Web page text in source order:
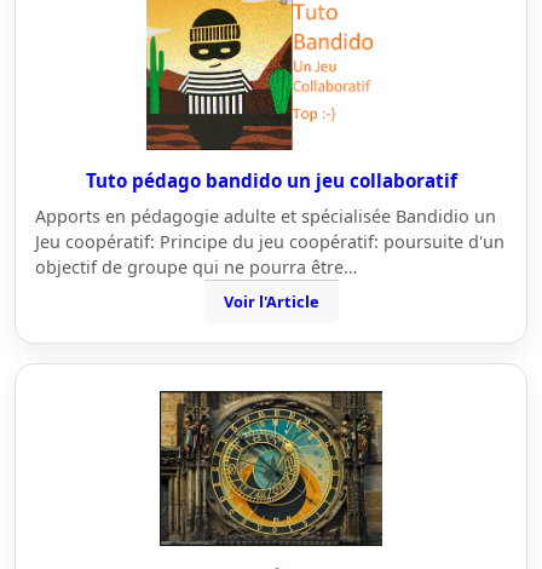
Tuto pédago bandido un jeu collaboratif
Apports en pédagogie adulte et spécialisée Bandidio un
Jeu coopératif: Principe du jeu coopératif: poursuite d'un
objectif de groupe qui ne pourra être…
Voir l'Article